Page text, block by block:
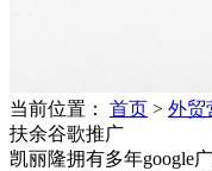
当前位置： 首页 > 外贸
扶余谷歌推广
凯丽隆拥有多年google